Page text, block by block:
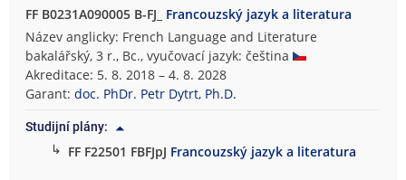
FF B0231A090005 B-FJ_ Francouzský jazyk a literatura
Název anglicky: French Language and Literature
bakalářský, 3 r., Bc., vyučovací jazyk: čeština
Akreditace: 5. 8. 2018 – 4. 8. 2028
Garant:doc. PhDr. Petr Dytrt, Ph.D.
Studijní plány:
↳ FF F22501 FBFJpJ Francouzský jazyk a literatura